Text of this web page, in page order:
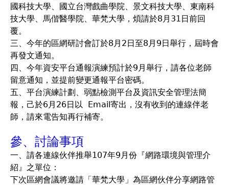
國科技大學、國立台灣戲曲學院、景文科技大學、東南科
技大學、馬偕醫學院、華梵大學，煩請於8月31日前回
覆。
三、今年的區網研討會訂於8月2日至8月9日舉行，屆時會
再發文通知。
四、今年資安平台通報演練預計於9月舉行，請各位老師
留意通知，並提前變更通報平台密碼。
五、平台演練計劃、弱點檢測平台及資訊安全管理法簡
報，己於6月26日以 Email寄出，沒有收到的連線伴老
師，請來電告知再行補寄。
參、討論事項
一、請各連線伙伴推舉107年9月份『網路環境與管理介
紹』之單位：
下次區網會議將邀請「華梵大學」為區網伙伴分享網路管